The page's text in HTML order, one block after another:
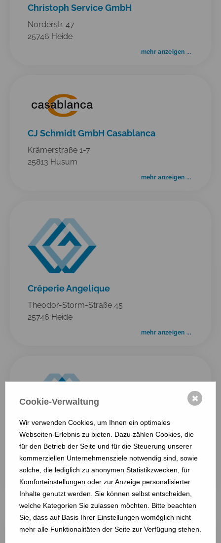
Christoph Service GmbH
Norderstr. 47
25746 Heide
mehr anzeigen ...
CJ Schmidt GmbH Casablanca
Krämerstraße 1-7
25813 Husum
mehr anzeigen ...
Crêperie Angelique
Theodor-Storm-Straße 45
25746 Heide
mehr anzeigen ...
DDAC Heide e.V.
Nordseestraße 33
25704 Meldorf
mehr anzeigen ...
Cookie-Verwaltung
Wir verwenden Cookies, um Ihnen ein optimales
Webseiten-Erlebnis zu bieten. Dazu zählen Cookies, die
für den Betrieb der Seite und für die Steuerung unserer
kommerziellen Unternehmensziele notwendig sind, sowie
solche, die lediglich zu anonymen Statistikzwecken, für
Komforteinstellungen oder zur Anzeige personalisierter
Inhalte genutzt werden. Sie können selbst entscheiden,
welche Kategorien Sie zulassen möchten. Bitte beachten
Sie, dass auf Basis Ihrer Einstellungen womöglich nicht
mehr alle Funktionalitäten der Seite zur Verfügung stehen.
✖